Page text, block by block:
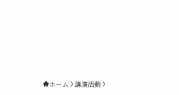
ホーム 講演活動